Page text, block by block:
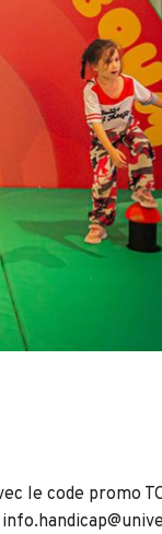
le code promo